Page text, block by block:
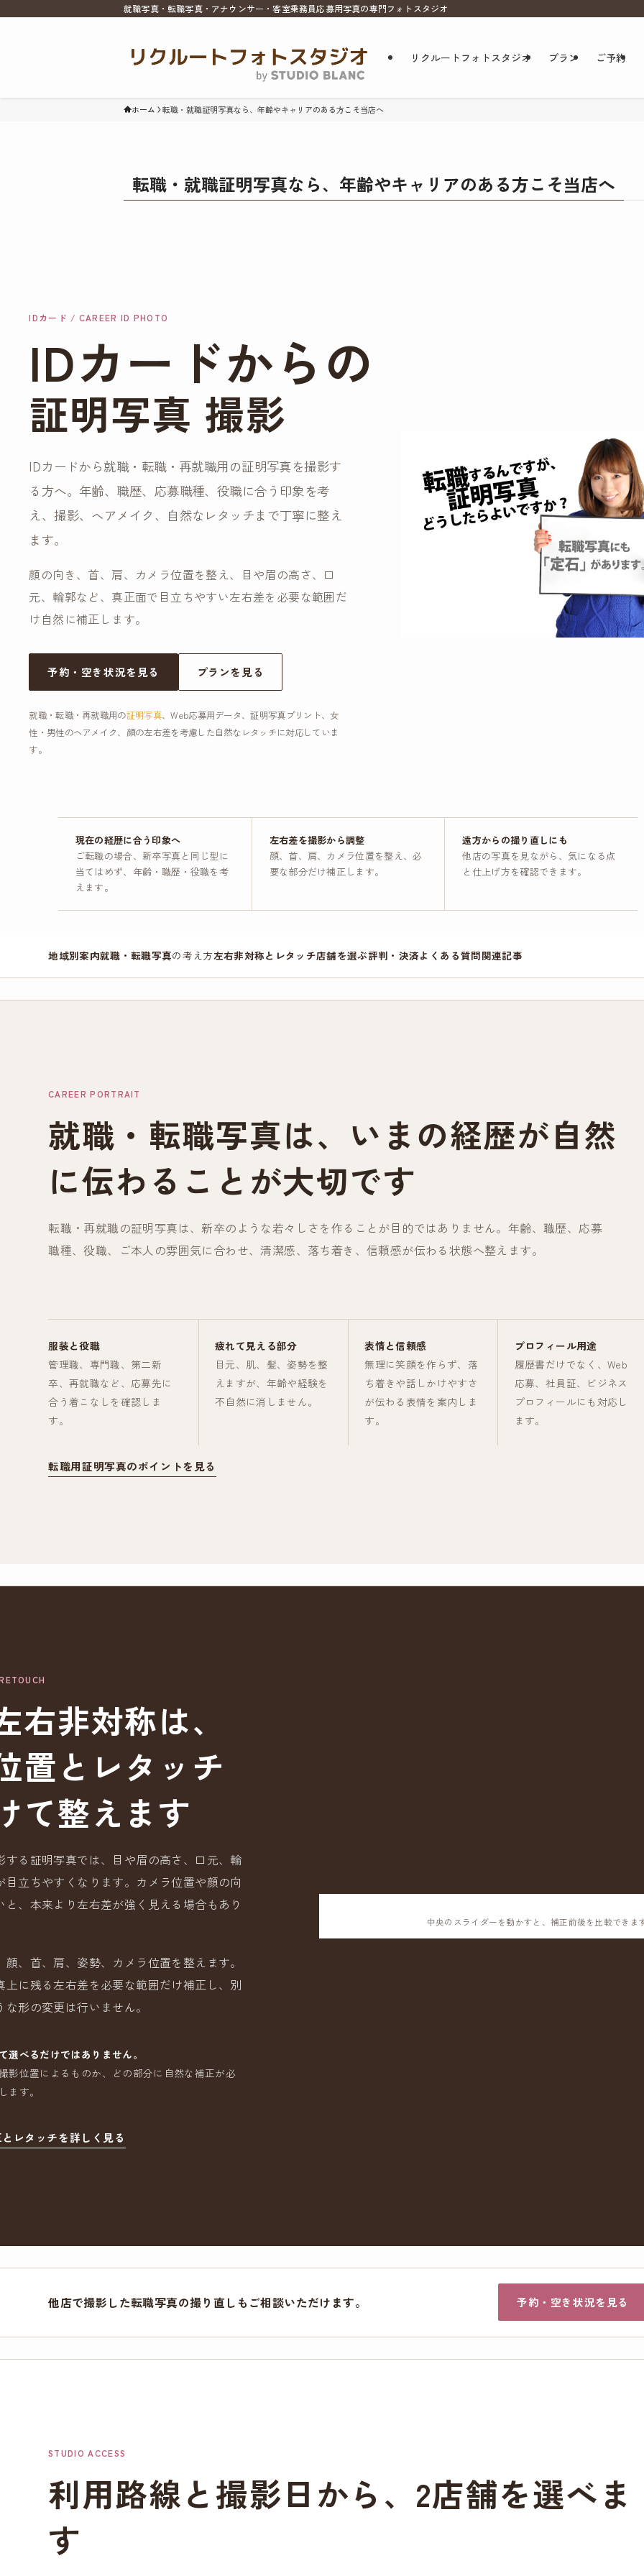
就職写真・転職写真・アナウンサー・客室乗務員応募用写真の専門フォトスタジオ
リクルートフォトスタジオ プラン ご予約
ホーム 転職・就職証明写真なら、年齢やキャリアのある方こそ当店へ
転職・就職証明写真なら、年齢やキャリアのある方こそ当店へ
IDカード / CAREER ID PHOTO
IDカードからの
証明写真 撮影
IDカードから就職・転職・再就職用の証明写真を撮影す
る方へ。年齢、職歴、応募職種、役職に合う印象を考
え、撮影、ヘアメイク、自然なレタッチまで丁寧に整え
ます。
顔の向き、首、肩、カメラ位置を整え、目や眉の高さ、口
元、輪郭など、真正面で目立ちやすい左右差を必要な範囲だ
け自然に補正します。
予約・空き状況を見る プランを見る
就職・転職・再就職用の証明写真、Web応募用データ、証明写真プリント、女
性・男性のヘアメイク、顔の左右差を考慮した自然なレタッチに対応していま
す。
現在の経歴に合う印象へ
ご転職の場合、新卒写真と同じ型に
当てはめず、年齢・職歴・役職を考
えます。
左右差を撮影から調整
顔、首、肩、カメラ位置を整え、必
要な部分だけ補正します。
遠方からの撮り直しにも
他店の写真を見ながら、気になる点
と仕上げ方を確認できます。
地域別案内就職・ 転職写真の考え方左右非対称とレタッチ店舗を選ぶ評判・決済よくある質問関連記事
CAREER PORTRAIT
就職・転職写真は、いまの経歴が自然
に伝わることが大切です
転職・再就職の証明写真は、新卒のような若々しさを作ることが目的ではありません。年齢、職歴、応募
職種、役職、ご本人の雰囲気に合わせ、清潔感、落ち着き、信頼感が伝わる状態へ整えます。
服装と役職
管理職、専門職、第二新
卒、再就職など、応募先に
合う着こなしを確認しま
す。
疲れて見える部分
目元、肌、髪、姿勢を整
えますが、年齢や経験を
不自然に消しません。
表情と信頼感
無理に笑顔を作らず、落
ち着きや話しかけやすさ
が伝わる表情を案内しま
す。
プロフィール用途
履歴書だけでなく、Web
応募、社員証、ビジネス
プロフィールにも対応し
ます。
転職用証明写真のポイントを見る
右非対称は、
置とレタッチ
て整えます
する証明写真では、目や眉の高さ、口元、輪
目立ちやすくなります。カメラ位置や顔の向
と、本来より左右差が強く見える場合もあり
、首、肩、姿勢、カメラ位置を整えます。
上に残る左右差を必要な範囲だけ補正し、別
形の変更は行いません。
選べるだけではありません。
影位置によるものか、どの部分に自然な補正が必
ます。
レタッチを詳しく見る
中央のスライダーを動かすと、補正前後を比較できま
他店で撮影した転職写真の撮り直しもご相談いただけます。 予約・空き状況を見る
STUDIO ACCESS
利用路線と撮影日から、2店舗を選べま
す